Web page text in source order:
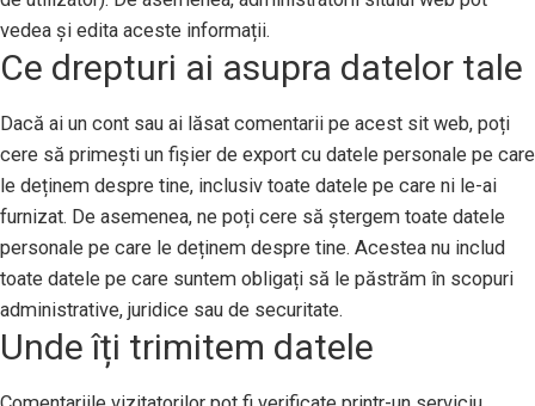
vedea și edita aceste informații.
Ce drepturi ai asupra datelor tale
Dacă ai un cont sau ai lăsat comentarii pe acest sit web, poți
cere să primești un fișier de export cu datele personale pe care
le deținem despre tine, inclusiv toate datele pe care ni le-ai
furnizat. De asemenea, ne poți cere să ștergem toate datele
personale pe care le deținem despre tine. Acestea nu includ
toate datele pe care suntem obligați să le păstrăm în scopuri
administrative, juridice sau de securitate.
Unde îți trimitem datele